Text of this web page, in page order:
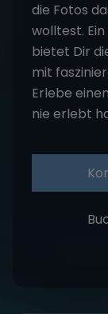
die Fotos
wolltest.
bietet Dir
mit
Erlebe
nie erlebt